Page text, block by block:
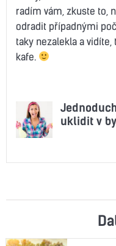
radím vám, zkuste to,
odradit případnými
taky nezalekla a
kafe.
uklidit v